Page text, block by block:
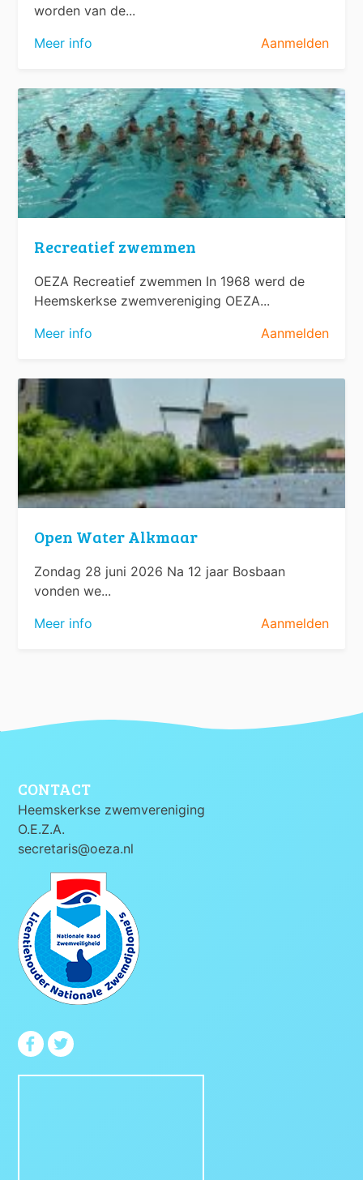
worden van de...
Meer info
Aanmelden
Recreatief zwemmen
OEZA Recreatief zwemmen In 1968 werd de
Heemskerkse zwemvereniging OEZA...
Meer info
Aanmelden
Open Water Alkmaar
Zondag 28 juni 2026 Na 12 jaar Bosbaan
vonden we...
Meer info
Aanmelden
CONTACT
Heemskerkse zwemvereniging
O.E.Z.A.
secretaris@oeza.nl